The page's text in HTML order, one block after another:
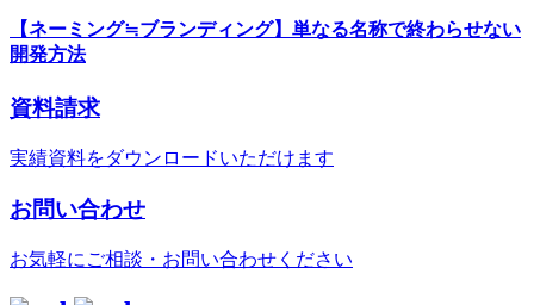
【ネーミング≒ブランディング】単なる名称で終わらせない
開発方法
資料請求
実績資料をダウンロードいただけます
お問い合わせ
お気軽にご相談・お問い合わせください